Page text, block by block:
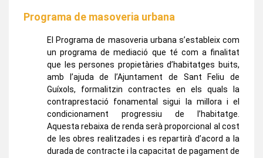
Programa de masoveria urbana
El Programa de masoveria urbana s’estableix com
un programa de mediació que té com a finalitat
que les persones propietàries d’habitatges buits,
amb l’ajuda de l’Ajuntament de Sant Feliu de
Guíxols, formalitzin contractes en els quals la
contraprestació fonamental sigui la millora i el
condicionament progressiu de l’habitatge.
Aquesta rebaixa de renda serà proporcional al cost
de les obres realitzades i es repartirà d’acord a la
durada de contracte i la capacitat de pagament de